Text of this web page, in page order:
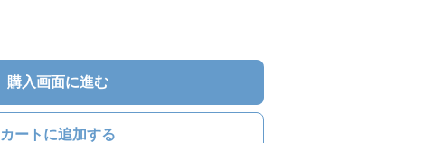
購入画面に進む
カートに追加する